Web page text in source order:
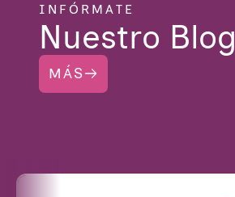
INFÓRMATE
Nuestro Blog
MÁS